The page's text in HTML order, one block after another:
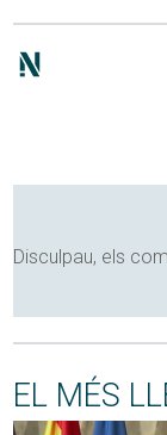
Disculpau, els
EL MÉS